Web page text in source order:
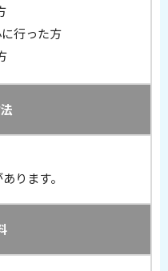
行った方
ります。